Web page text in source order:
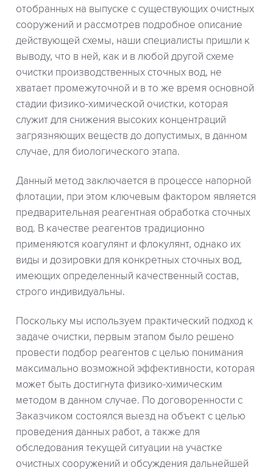
отобранных на выпуске с существующих очистных
сооружений и рассмотрев подробное описание
действующей схемы, наши специалисты пришли к
выводу, что в ней, как и в любой другой схеме
очистки производственных сточных вод, не
хватает промежуточной и в то же время основной
стадии физико-химической очистки, которая
служит для снижения высоких концентраций
загрязняющих веществ до допустимых, в данном
случае, для биологического этапа.
Данный метод заключается в процессе напорной
флотации, при этом ключевым фактором является
предварительная реагентная обработка сточных
вод. В качестве реагентов традиционно
применяются коагулянт и флокулянт, однако их
виды и дозировки для конкретных сточных вод,
имеющих определенный качественный состав,
строго индивидуальны.
Поскольку мы используем практический подход к
задаче очистки, первым этапом было решено
провести подбор реагентов с целью понимания
максимально возможной эффективности, которая
может быть достигнута физико-химическим
методом в данном случае. По договоренности с
Заказчиком состоялся выезд на объект с целью
проведения данных работ, а также для
обследования текущей ситуации на участке
очистных сооружений и обсуждения дальнейшей